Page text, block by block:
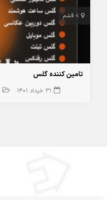
قشم
تامین کننده گلس
31 خرداد 1401